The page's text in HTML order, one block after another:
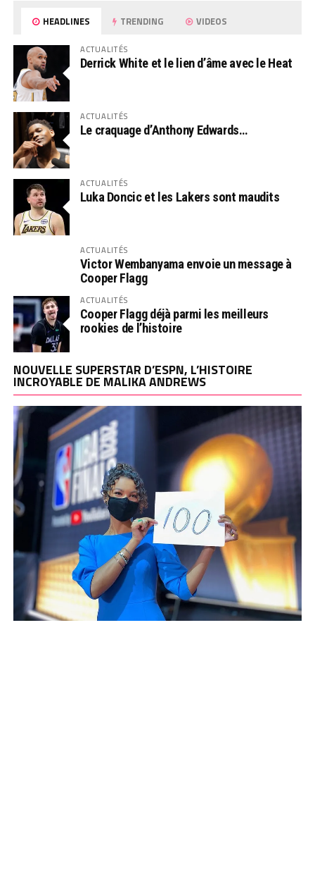
HEADLINES TRENDING VIDEOS
ACTUALITÉS
Derrick White et le lien d’âme avec le Heat
ACTUALITÉS
Le craquage d’Anthony Edwards…
ACTUALITÉS
Luka Doncic et les Lakers sont maudits
ACTUALITÉS
Victor Wembanyama envoie un message à
Cooper Flagg
ACTUALITÉS
Cooper Flagg déjà parmi les meilleurs
rookies de l’histoire
NOUVELLE SUPERSTAR D’ESPN, L’HISTOIRE
INCROYABLE DE MALIKA ANDREWS